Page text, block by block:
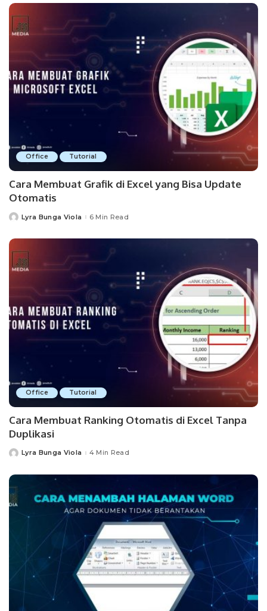
Office Tutorial
Cara Membuat Grafik di Excel yang Bisa Update
Otomatis
PostedLyra Bunga Viola 6 Min Read
Office Tutorial
Cara Membuat Ranking Otomatis di Excel Tanpa
Duplikasi
PostedLyra Bunga Viola 4 Min Read